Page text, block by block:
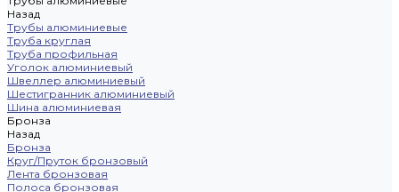
Назад
Трубы алюминиевые
Труба круглая
Труба профильная
Уголок алюминиевый
Швеллер алюминиевый
Шестигранник алюминиевый
Шина алюминиевая
Бронза
Назад
Бронза
Круг/Пруток бронзовый
Лента бронзовая
Полоса бронзовая